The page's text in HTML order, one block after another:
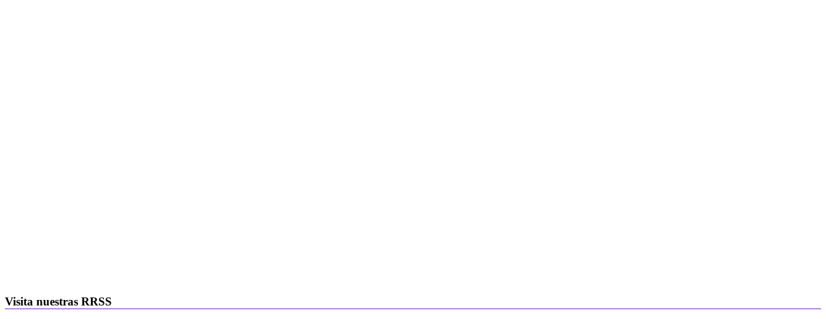
Visita nuestras RRSS